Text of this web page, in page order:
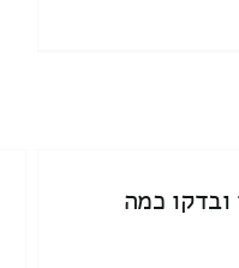
ובדקו כמה